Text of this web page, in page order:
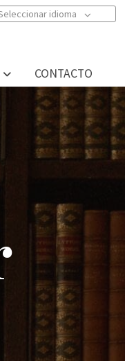
idioma
CONTACTO